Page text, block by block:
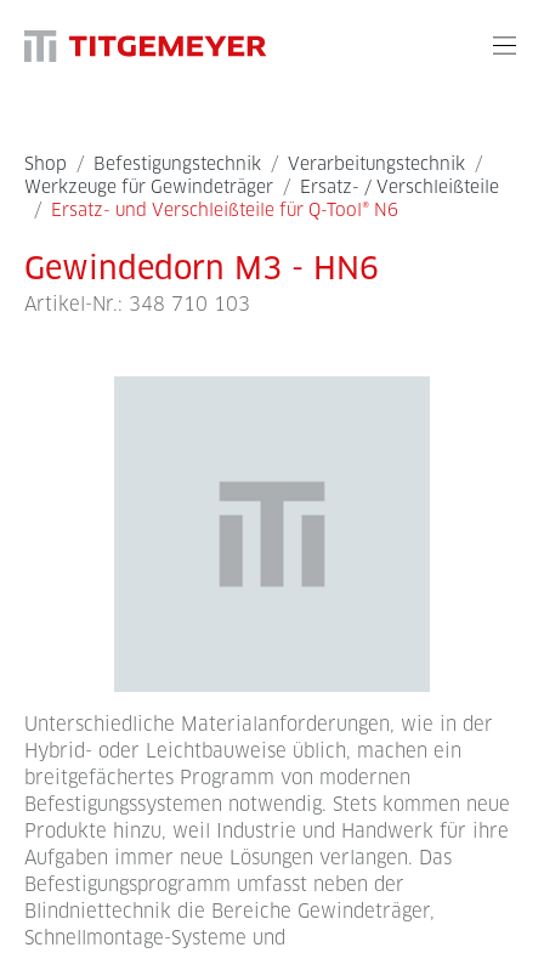
Shop / Befestigungstechnik / Verarbeitungstechnik /
Werkzeuge für Gewindeträger / Ersatz- / Verschleißteile
/ Ersatz- und Verschleißteile für Q-Tool® N6
Gewindedorn M3 - HN6
Artikel-Nr.: 348 710 103
Unterschiedliche Materialanforderungen, wie in der
Hybrid- oder Leichtbauweise üblich, machen ein
breitgefächertes Programm von modernen
Befestigungssystemen notwendig. Stets kommen neue
Produkte hinzu, weil Industrie und Handwerk für ihre
Aufgaben immer neue Lösungen verlangen. Das
Befestigungsprogramm umfasst neben der
Blindniettechnik die Bereiche Gewindeträger,
Schnellmontage-Systeme und